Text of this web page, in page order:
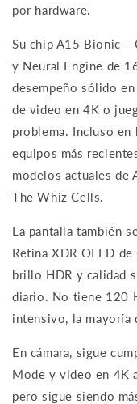
por hardware.
Su chip A15 Bionic
y Neural Engine de
desempeño sólido
de video en 4K o
problema. Incluso en
equipos más
modelos actuales de
The Whiz Cells.
La pantalla también
Retina XDR OLED
brillo HDR y calidad
diario. No tiene 120
intensivo, la mayoría
En cámara, sigue
Mode y video en 4K
pero sigue siendo